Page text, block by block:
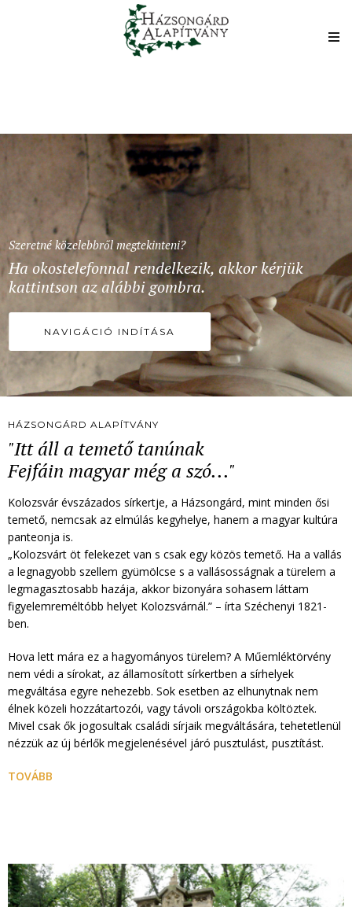
Szeretné közelebbről megtekinteni?
Ha okostelefonnal rendelkezik, akkor kérjük
kattintson az alábbi gombra.
NAVIGÁCIÓ INDÍTÁSA
HÁZSONGÁRD ALAPÍTVÁNY
"Itt áll a temető tanúnak
Fejfáin magyar még a szó..."
Kolozsvár évszázados sírkertje, a Házsongárd, mint minden ősi
temető, nemcsak az elmúlás kegyhelye, hanem a magyar kultúra
panteonja is.
„Kolozsvárt öt felekezet van s csak egy közös temető. Ha a vallás
a legnagyobb szellem gyümölcse s a vallásosságnak a türelem a
legmagasztosabb hazája, akkor bizonyára sohasem láttam
figyelemreméltóbb helyet Kolozsvárnál.” – írta Széchenyi 1821-
ben.
Hova lett mára ez a hagyományos türelem? A Műemléktörvény
nem védi a sírokat, az államosított sírkertben a sírhelyek
megváltása egyre nehezebb. Sok esetben az elhunytnak nem
élnek közeli hozzátartozói, vagy távoli országokba költöztek.
Mivel csak ők jogosultak családi sírjaik megváltására, tehetetlenül
nézzük az új bérlők megjelenésével járó pusztulást, pusztítást.
TOVÁBB